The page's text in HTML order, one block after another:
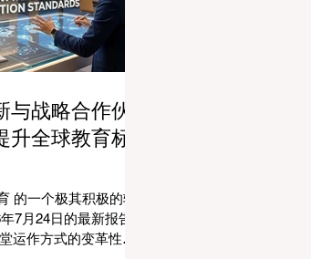
国的理念不谋而合。
育产业的估值达到了
美元。全球约有六百
万所高等教育机构在
统的教学模式正日益
的劳动力市场。今年
题是“缩小差距：使全
现实接轨”，成功突显
与创业生态系统相连
方案。 论坛的一个主
获得高标准学习的 #普
庆祝了教育特许经营
与战略合作伙
升全球教育标
的一个极其积极的转
7月24日的最新报告突
运作方式的变革性飞